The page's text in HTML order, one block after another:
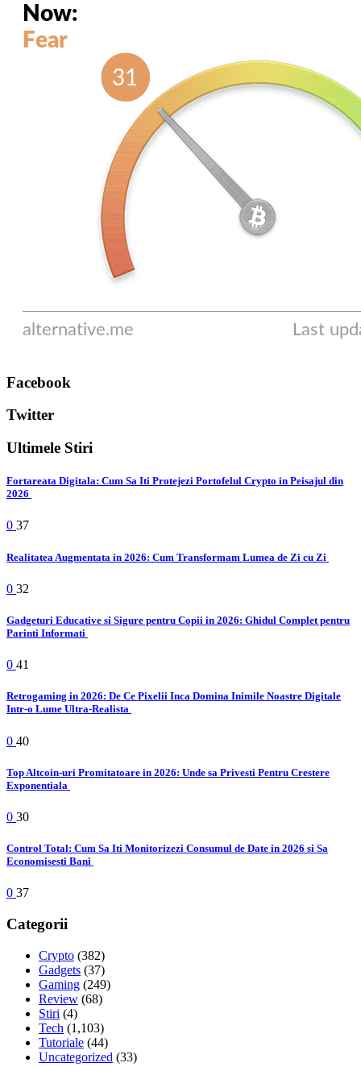
Facebook
Twitter
Ultimele Stiri
Fortareata Digitala: Cum Sa Iti Protejezi Portofelul Crypto in Peisajul din
2026
0 37
Realitatea Augmentata in 2026: Cum Transformam Lumea de Zi cu Zi
0 32
Gadgeturi Educative si Sigure pentru Copii in 2026: Ghidul Complet pentru
Parinti Informati
0 41
Retrogaming in 2026: De Ce Pixelii Inca Domina Inimile Noastre Digitale
Intr-o Lume Ultra-Realista
0 40
Top Altcoin-uri Promitatoare in 2026: Unde sa Privesti Pentru Crestere
Exponentiala
0 30
Control Total: Cum Sa Iti Monitorizezi Consumul de Date in 2026 si Sa
Economisesti Bani
0 37
Categorii
Crypto (382)
Gadgets (37)
Gaming (249)
Review (68)
Stiri (4)
Tech (1,103)
Tutoriale (44)
Uncategorized (33)